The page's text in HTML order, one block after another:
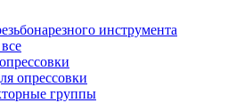
инструмента
опрессовки
группы